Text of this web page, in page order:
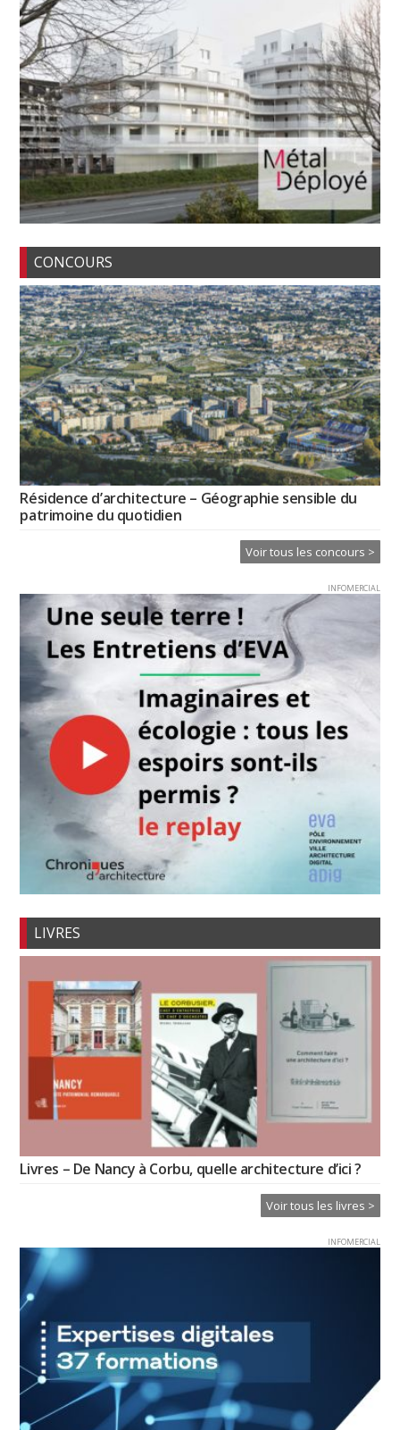
CONCOURS
Résidence d’architecture – Géographie sensible du
patrimoine du quotidien
Voir tous les concours >
INFOMERCIAL
LIVRES
Livres – De Nancy à Corbu, quelle architecture d’ici ?
Voir tous les livres >
INFOMERCIAL